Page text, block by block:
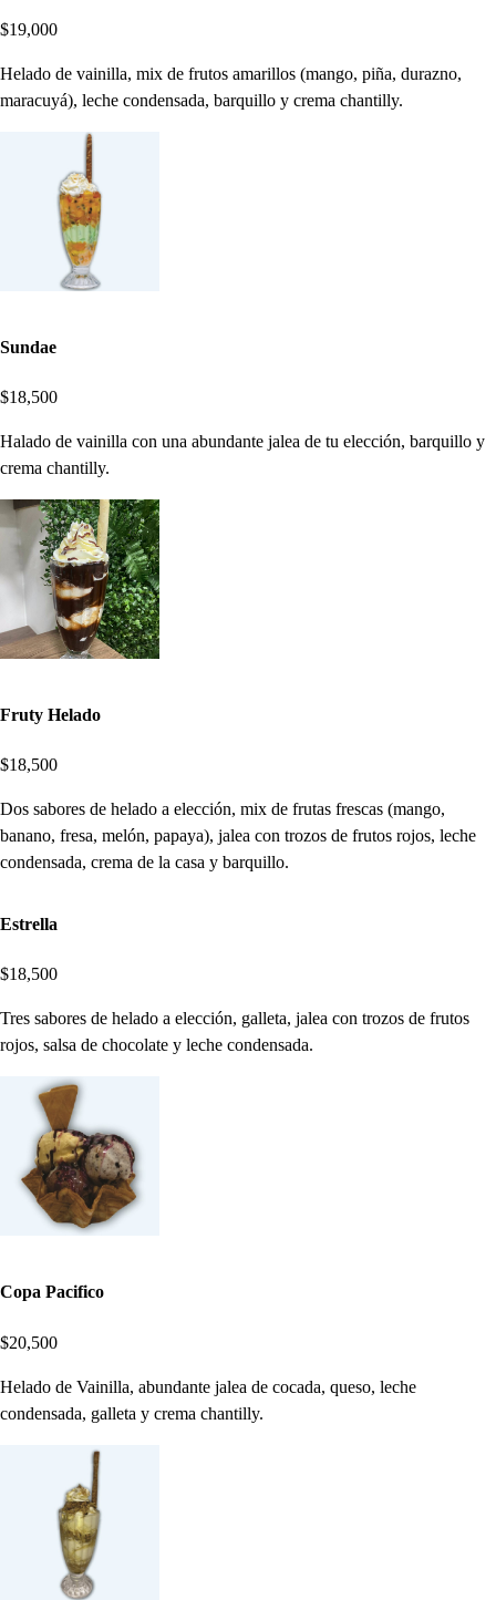
$19,000
Helado de vainilla, mix de frutos amarillos (mango, piña, durazno,
maracuyá), leche condensada, barquillo y crema chantilly.
Sundae
$18,500
Halado de vainilla con una abundante jalea de tu elección, barquillo y
crema chantilly.
Fruty Helado
$18,500
Dos sabores de helado a elección, mix de frutas frescas (mango,
banano, fresa, melón, papaya), jalea con trozos de frutos rojos, leche
condensada, crema de la casa y barquillo.
Estrella
$18,500
Tres sabores de helado a elección, galleta, jalea con trozos de frutos
rojos, salsa de chocolate y leche condensada.
Copa Pacifico
$20,500
Helado de Vainilla, abundante jalea de cocada, queso, leche
condensada, galleta y crema chantilly.